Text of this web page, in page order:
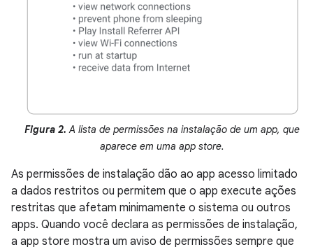
Figura 2. A lista de permissões na instalação de um app, que
aparece em uma app store.
As permissões de instalação dão ao app acesso limitado
a dados restritos ou permitem que o app execute ações
restritas que afetam minimamente o sistema ou outros
apps. Quando você declara as permissões de instalação,
a app store mostra um aviso de permissões sempre que